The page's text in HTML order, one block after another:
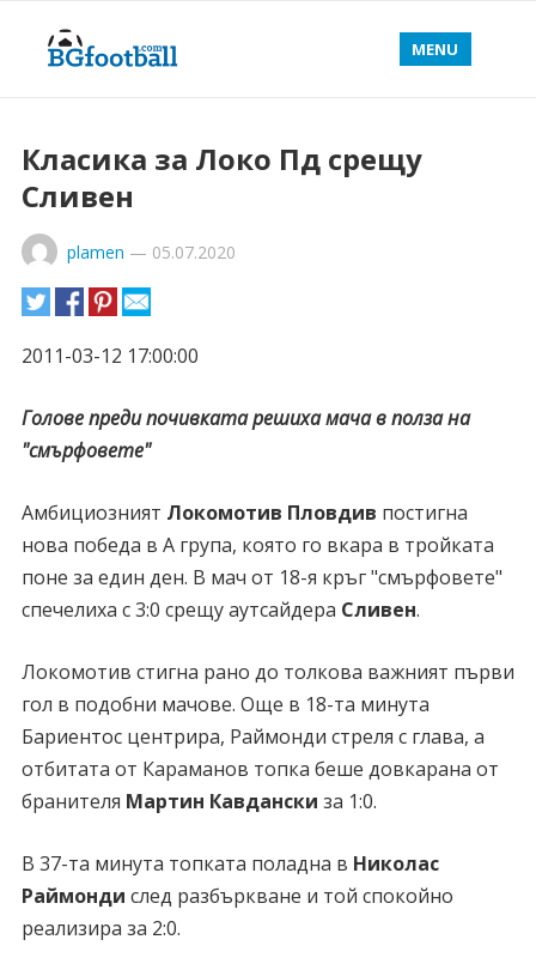
MENU
Класика за Локо Пд срещу
Сливен
plamen — 05.07.2020
2011-03-12 17:00:00
Голове преди почивката решиха мача в полза на
"смърфовете"
Амбициозният Локомотив Пловдив постигна
нова победа в А група, която го вкара в тройката
поне за един ден. В мач от 18-я кръг "смърфовете"
спечелиха с 3:0 срещу аутсайдера Сливен.
Локомотив стигна рано до толкова важният първи
гол в подобни мачове. Още в 18-та минута
Бариентос центрира, Раймонди стреля с глава, а
отбитата от Караманов топка беше довкарана от
бранителя Мартин Кавдански за 1:0.
В 37-та минута топката поладна в Николас
Раймонди след разбъркване и той спокойно
реализира за 2:0.